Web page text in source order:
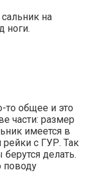
на
ноги.
то общее и это
части: размер
имеется в
с ГУР. Так
делать.
поводу